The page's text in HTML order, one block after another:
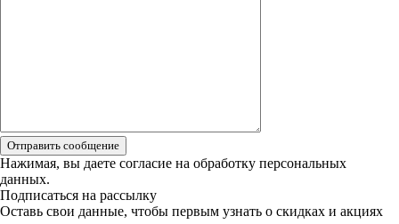
Отправить сообщение
Нажимая, вы даете согласие на обработку персональных
данных.
Подписаться на рассылку
Оставь свои данные, чтобы первым узнать о скидках и акциях